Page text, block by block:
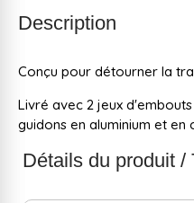
Description
Conçu pour détourner la
Livré avec 2 jeux
guidons en aluminium et en
Détails du produit /